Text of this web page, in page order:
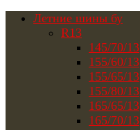
Летние шины бу
R13
145/70/13
155/60/13
155/65/13
155/80/13
165/65/13
165/70/13